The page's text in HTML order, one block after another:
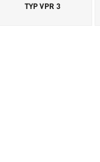
TYP VPR 3